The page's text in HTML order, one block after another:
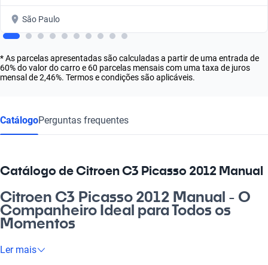
São Paulo
* As parcelas apresentadas são calculadas a partir de uma entrada de
60% do valor do carro e 60 parcelas mensais com uma taxa de juros
mensal de 2,46%. Termos e condições são aplicáveis.
CatálogoPerguntas frequentes
Catálogo de Citroen C3 Picasso 2012 Manual
Citroen C3 Picasso 2012 Manual - O
Companheiro Ideal para Todos os
Momentos
Se você está procurando um carro que una estilo, conforto e
Ler mais